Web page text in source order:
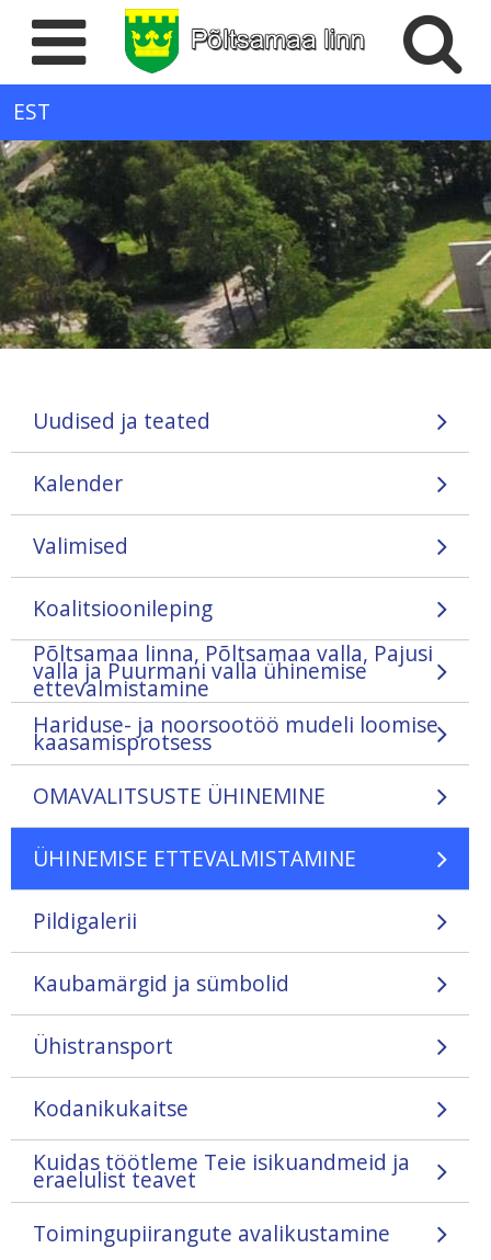
EST
Uudised ja teated
Kalender
Valimised
Koalitsioonileping
Põltsamaa linna, Põltsamaa valla, Pajusi
valla ja Puurmani valla ühinemise
ettevalmistamine
Hariduse- ja noorsootöö mudeli loomise
kaasamisprotsess
OMAVALITSUSTE ÜHINEMINE
ÜHINEMISE ETTEVALMISTAMINE
Pildigalerii
Kaubamärgid ja sümbolid
Ühistransport
Kodanikukaitse
Kuidas töötleme Teie isikuandmeid ja
eraelulist teavet
Toimingupiirangute avalikustamine